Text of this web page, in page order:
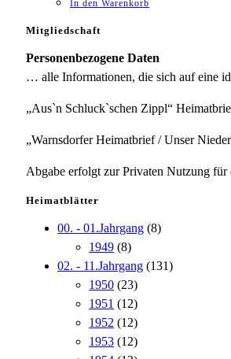
In den Warenkorb
Mitgliedschaft
Personenbezogene Daten
… alle Informationen, die sich auf eine
„Aus`n Schluck`schen Zippl“
„Warnsdorfer Heimatbrief / Unser
Abgabe erfolgt zur Privaten Nutzung für
Heimatblätter
00. - 01.Jahrgang (8)
1949 (8)
02. - 11.Jahrgang (131)
1950 (23)
1951 (12)
1952 (12)
1953 (12)